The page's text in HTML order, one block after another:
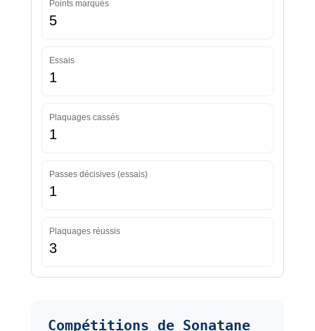
Points marqués
5
Essais
1
Plaquages cassés
1
Passes décisives (essais)
1
Plaquages réussis
3
Compétitions de Sonatane